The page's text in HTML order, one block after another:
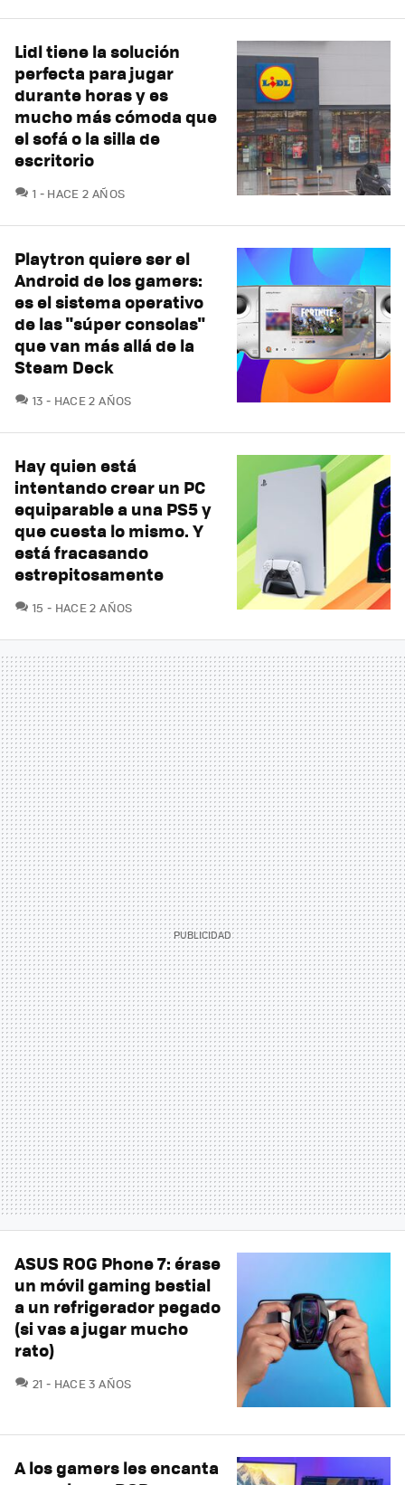
Lidl tiene la solución
perfecta para jugar
durante horas y es
mucho más cómoda que
el sofá o la silla de
escritorio
1 COMENTARIOS
HACE 2 AÑOS
Playtron quiere ser el
Android de los gamers:
es el sistema operativo
de las "súper consolas"
que van más allá de la
Steam Deck
13 COMENTARIOS
HACE 2 AÑOS
Hay quien está
intentando crear un PC
equiparable a una PS5 y
que cuesta lo mismo. Y
está fracasando
estrepitosamente
15 COMENTARIOS
HACE 2 AÑOS
ASUS ROG Phone 7: érase
un móvil gaming bestial
a un refrigerador pegado
(si vas a jugar mucho
rato)
21 COMENTARIOS
HACE 3 AÑOS
A los gamers les encanta